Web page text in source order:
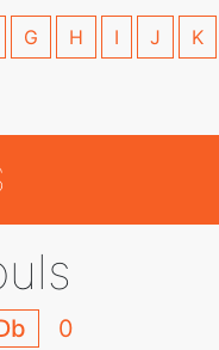
G H I J K
0